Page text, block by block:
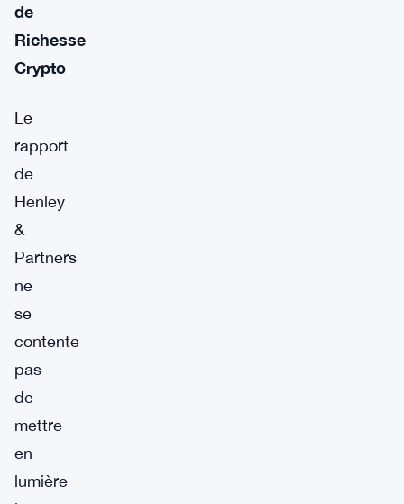
de
Richesse
Crypto
Le
rapport
de
Henley
&
Partners
ne
se
contente
pas
de
mettre
en
lumière